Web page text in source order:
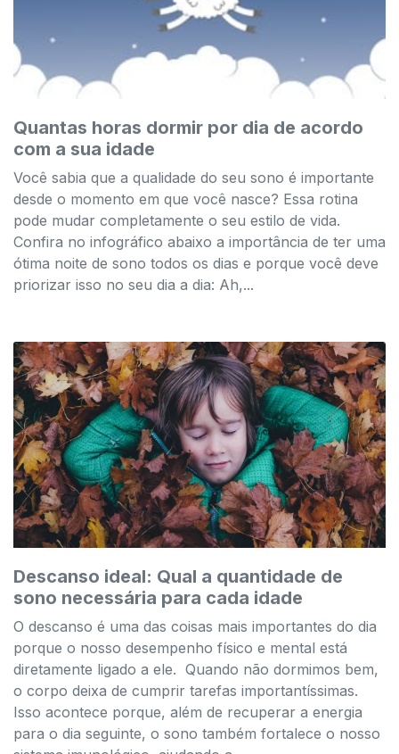
Quantas horas dormir por dia de acordo
com a sua idade
Você sabia que a qualidade do seu sono é importante
desde o momento em que você nasce? Essa rotina
pode mudar completamente o seu estilo de vida.
Confira no infográfico abaixo a importância de ter uma
ótima noite de sono todos os dias e porque você deve
priorizar isso no seu dia a dia: Ah,...
Descanso ideal: Qual a quantidade de
sono necessária para cada idade
O descanso é uma das coisas mais importantes do dia
porque o nosso desempenho físico e mental está
diretamente ligado a ele. Quando não dormimos bem,
o corpo deixa de cumprir tarefas importantíssimas.
Isso acontece porque, além de recuperar a energia
para o dia seguinte, o sono também fortalece o nosso